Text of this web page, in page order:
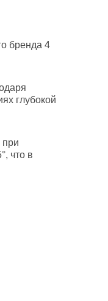
бренда 4
глубокой
при
что в